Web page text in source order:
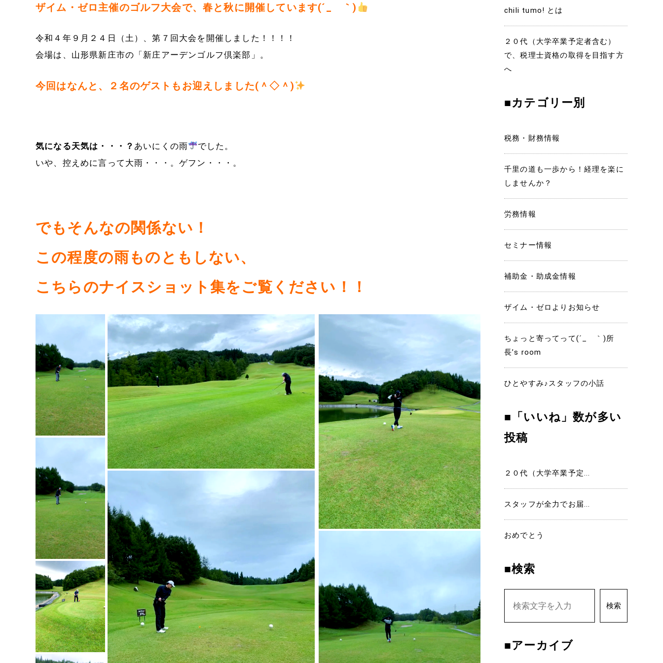
ザイム・ゼロ主催のゴルフ大会で、春と秋に開催しています(´_ゝ｀)
令和４年９月２４日（土）、第７回大会を開催しました！！！！
会場は、山形県新庄市の「新庄アーデンゴルフ倶楽部」。
今回はなんと、２名のゲストもお迎えしました(＾◇＾)
気になる天気は・・・？ あいにくの雨
でした。
いや、控えめに言って大雨・・・。ゲフン・・・。
でもそんなの関係ない！
この程度の雨ものともしない、
こちらのナイスショット集をご覧ください！！
chili tumo! とは
２０代（大学卒業予定者含む）
で、税理士資格の取得を目指す方
へ
■カテゴリー別
税務・財務情報
千里の道も一歩から！経理を楽に
しませんか？
労務情報
セミナー情報
補助金・助成金情報
ザイム・ゼロよりお知らせ
ちょっと寄ってって(´_ゝ｀)所
長’s room
ひとやすみ♪スタッフの小話
■「いいね」数が多い
投稿
２０代（大学卒業予定...
スタッフが全力でお届...
おめでとう
■検索
検索
■アーカイブ